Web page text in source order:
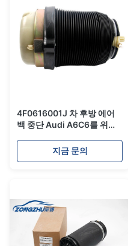
4F0616001J 차 후방 에어
백 중단 Audi A6C6를 위한
지금 문의